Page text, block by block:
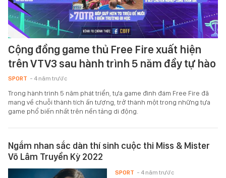
Cộng đồng game thủ Free Fire xuất hiện
trên VTV3 sau hành trình 5 năm đầy tự hào
SPORT - 4 năm trước
Trong hành trình 5 năm phát triển, tựa game đình đám Free Fire đã
mang về chuỗi thành tích ấn tượng, trở thành một trong những tựa
game phổ biến nhất trên nền tảng di động.
Ngắm nhan sắc dàn thí sinh cuộc thi Miss & Mister
Võ Lâm Truyền Kỳ 2022
SPORT - 4 năm trước